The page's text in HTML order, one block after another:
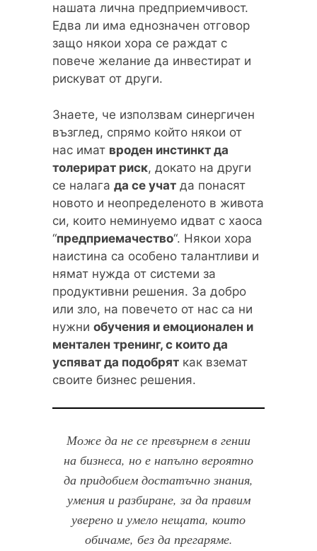
нашата лична предприемчивост.
Едва ли има еднозначен отговор
защо някои хора се раждат с
повече желание да инвестират и
рискуват от други.
Знаете, че използвам синергичен
възглед, спрямо който някои от
нас имат вроден инстинкт да
толерират риск, докато на други
се налага да се учат да понасят
новото и неопределеното в живота
си, които неминуемо идват с хаоса
“предприемачество“. Някои хора
наистина са особено талантливи и
нямат нужда от системи за
продуктивни решения. За добро
или зло, на повечето от нас са ни
нужни обучения и емоционален и
ментален тренинг, с които да
успяват да подобрят как вземат
своите бизнес решения.
Може да не се превърнем в гении
на бизнеса, но е напълно вероятно
да придобием достатъчно знания,
умения и разбиране, за да правим
уверено и умело нещата, които
обичаме, без да прегаряме.